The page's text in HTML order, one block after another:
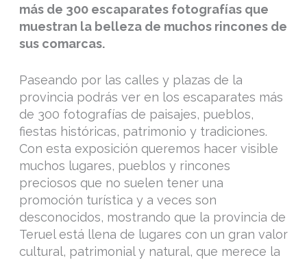
más de 300 escaparates fotografías que
muestran la belleza de muchos rincones de
sus comarcas.
Paseando por las calles y plazas de la
provincia podrás ver en los escaparates más
de 300 fotografías de paisajes, pueblos,
fiestas históricas, patrimonio y tradiciones.
Con esta exposición queremos hacer visible
muchos lugares, pueblos y rincones
preciosos que no suelen tener una
promoción turística y a veces son
desconocidos, mostrando que la provincia de
Teruel está llena de lugares con un gran valor
cultural, patrimonial y natural, que merece la